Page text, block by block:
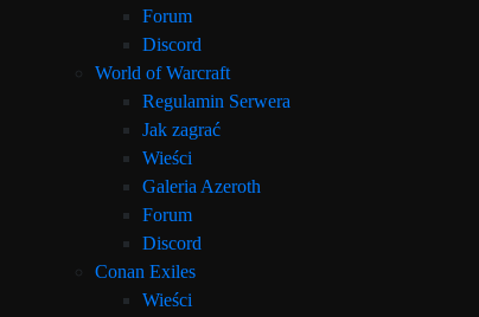
Forum
Discord
World of Warcraft
Regulamin Serwera
Jak zagrać
Wieści
Galeria Azeroth
Forum
Discord
Conan Exiles
Wieści